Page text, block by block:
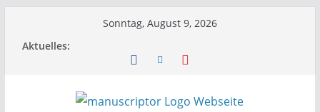
Sonntag, August 9, 2026
Aktuelles: